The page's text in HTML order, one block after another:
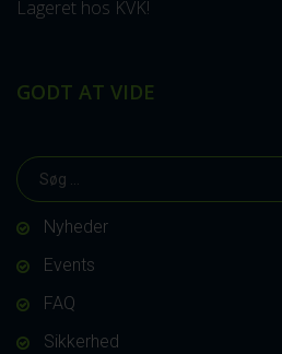
Lageret hos KVK!
GODT AT VIDE
Nyheder
Events
FAQ
Sikkerhed